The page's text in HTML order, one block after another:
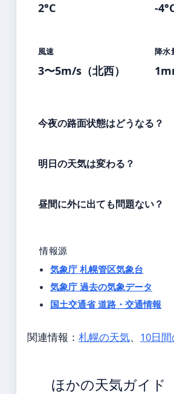
2°C -
風速
3〜5m/s（北西）
降水
今夜の路面状態はどうなる？
明日の天気は変わる？
昼間に外に出ても問題ない？
情報源
気象庁 札幌管区気象台
気象庁 過去の気象データ
国土交通省 道路・交通情報
関連情報： 札幌の天気、 10日
ほかの天気ガイド